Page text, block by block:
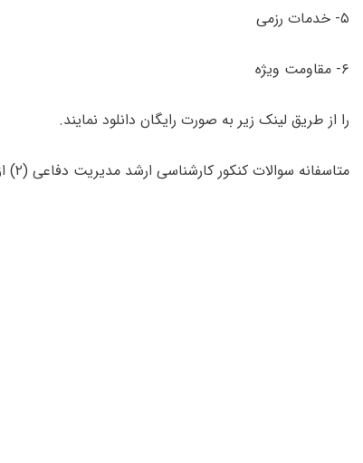
۵- خدمات رزمی
۶- مقاومت ویژه
را از طریق لینک‌ زیر به صورت رایگان دانلود نمایند.
متاسفانه سوالات کنکور کارشناسی ارشد مدیریت دفاعی (۲) از سوی سازمان سنجش منتشر نمی‌شود.